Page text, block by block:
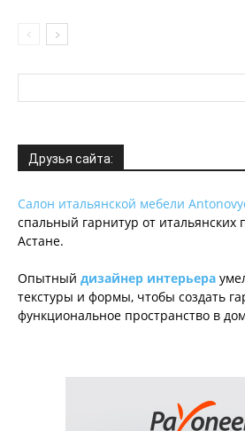
Друзья сайта:
Салон итальянской мебели
спальный гарнитур от итальянских
Астане.
Опытный дизайнер интерьера
текстуры и формы, чтобы создать
функциональное пространство в